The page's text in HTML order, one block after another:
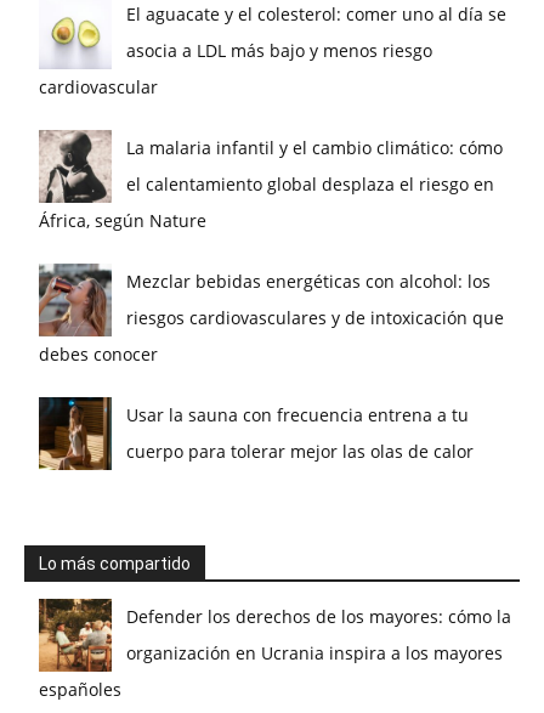
El aguacate y el colesterol: comer uno al día se
asocia a LDL más bajo y menos riesgo
cardiovascular
La malaria infantil y el cambio climático: cómo
el calentamiento global desplaza el riesgo en
África, según Nature
Mezclar bebidas energéticas con alcohol: los
riesgos cardiovasculares y de intoxicación que
debes conocer
Usar la sauna con frecuencia entrena a tu
cuerpo para tolerar mejor las olas de calor
Lo más compartido
Defender los derechos de los mayores: cómo la
organización en Ucrania inspira a los mayores
españoles